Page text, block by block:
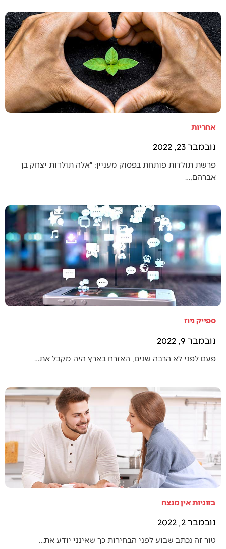
אחריות
נובמבר 23, 2022
פרשת תולדות פותחת בפסוק מעניין: ״אלה תולדות יצחק בן
אברהם,…
ספייק ניוז
נובמבר 9, 2022
פעם לפני לא הרבה שנים, האזרח בארץ היה מקבל את…
בזוגיות אין מנצח
נובמבר 2, 2022
טור זה נכתב שבוע לפני הבחירות כך שאינני יודע את…